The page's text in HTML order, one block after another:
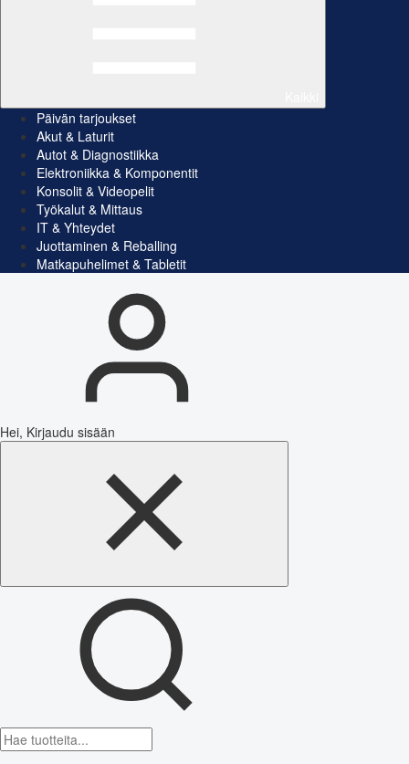
Päivän tarjoukset
Akut & Laturit
Autot & Diagnostiikka
Elektroniikka & Komponentit
Konsolit & Videopelit
Työkalut & Mittaus
IT & Yhteydet
Juottaminen & Reballing
Matkapuhelimet & Tabletit
Hei, Kirjaudu sisään